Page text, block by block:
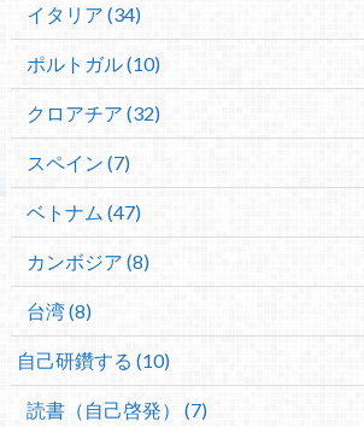
イタリア (34)
ポルトガル (10)
クロアチア (32)
スペイン (7)
ベトナム (47)
カンボジア (8)
台湾 (8)
自己研鑽する (10)
読書（自己啓発） (7)